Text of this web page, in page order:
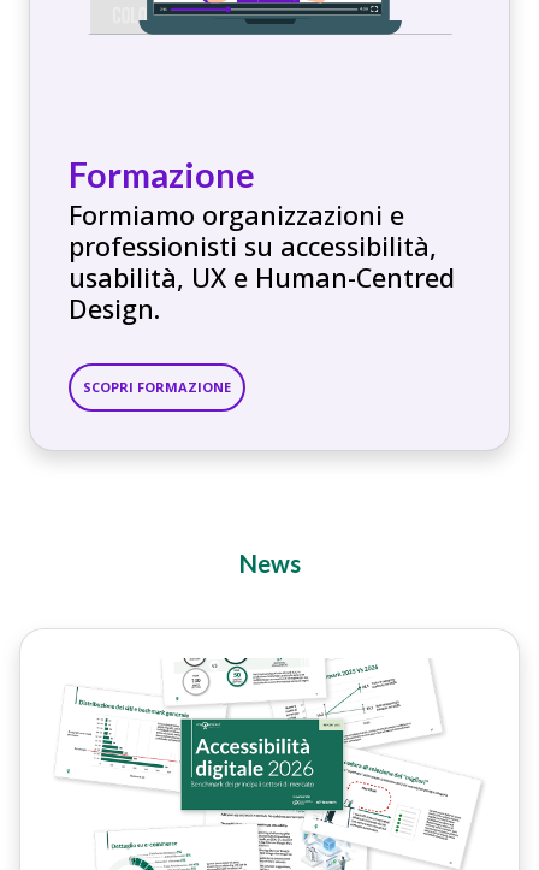
Formazione
Formiamo organizzazioni e
professionisti su accessibilità,
usabilità, UX e Human-Centred
Design.
SCOPRI FORMAZIONE
News